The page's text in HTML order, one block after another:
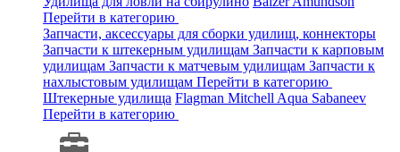
Перейти в категорию
Запчасти, аксессуары для сборки удилищ, коннекторы
Запчасти к штекерным удилищам Запчасти к карповым
удилищам Запчасти к матчевым удилищам Запчасти к
нахлыстовым удилищам Перейти в категорию
Штекерные удилища Flagman Mitchell Aqua Sabaneev
Перейти в категорию